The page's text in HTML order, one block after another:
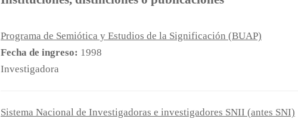
Programa de Semiótica y Estudios de la Significación (BUAP)
Fecha de ingreso: 1998
Investigadora
Sistema Nacional de Investigadoras e investigadores SNII (antes SNI)